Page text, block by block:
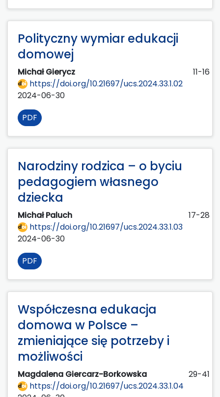
Polityczny wymiar edukacji
domowej
Michał Gierycz
11-16
https://doi.org/10.21697/ucs.2024.33.1.02
2024-06-30
PDF
Narodziny rodzica – o byciu
pedagogiem własnego
dziecka
Michał Paluch
17-28
https://doi.org/10.21697/ucs.2024.33.1.03
2024-06-30
PDF
Współczesna edukacja
domowa w Polsce –
zmieniające się potrzeby i
możliwości
Magdalena Giercarz-Borkowska
29-41
https://doi.org/10.21697/ucs.2024.33.1.04